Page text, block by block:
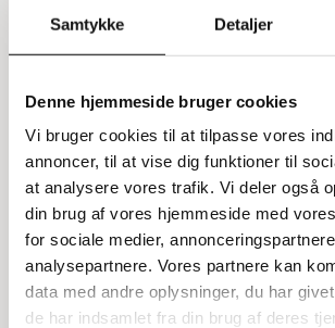
Samtykke Detaljer
Denne hjemmeside bruger cookies
Vi bruger cookies til at tilpasse vores
annoncer, til at vise dig funktioner til
at analysere vores trafik. Vi deler også
din brug af vores hjemmeside med
for sociale medier,
analysepartnere. Vores partnere kan
data med andre oplysninger, du har
de har indsamlet fra din brug af deres
placeres forskellige steder i skabet.
bære op til 30 kg. Skabsiden har et
Hele vognen kan klare en samlet
500 kg.
Specifikationer
Dybde: 45 cm
Bredde: 50 cm
Højde: 113 cm
Max belastning: 500 kg
Hyldens max belastning: 30 kg